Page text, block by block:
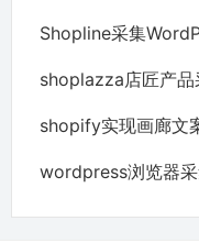
Shopline采集
shoplazza店匠产品
shopify实现画廊文
wordpress浏览器